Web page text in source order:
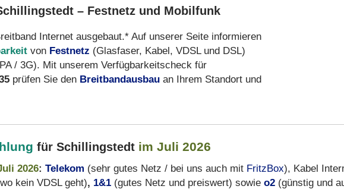
– Festnetz und Mobilfunk
Internet ausgebaut.* Auf unserer Seite informieren
von Festnetz (Glasfaser, Kabel, VDSL und DSL)
/ 3G). Mit unserem Verfügbarkeitscheck für
prüfen Sie den Breitbandausbau an Ihrem Standort und
für Schillingstedt im Juli 2026
2026: Telekom (sehr gutes Netz / bei uns auch mit FritzBox), Kabel
kein VDSL geht), 1&1 (gutes Netz und preiswert) sowie o2 (günstig und